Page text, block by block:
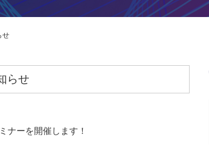
せ
らせ
ナーを開催します！